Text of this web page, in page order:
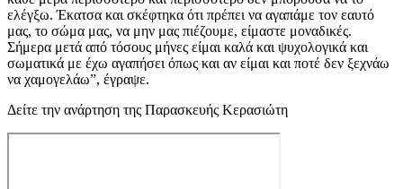
ελέγξω. Έκατσα και σκέφτηκα ότι πρέπει να αγαπάμε τον εαυτό
μας, το σώμα μας, να μην μας πιέζουμε, είμαστε μοναδικές.
Σήμερα μετά από τόσους μήνες είμαι καλά και ψυχολογικά και
σωματικά με έχω αγαπήσει όπως και αν είμαι και ποτέ δεν ξεχνάω
να χαμογελάω”, έγραψε.
Δείτε την ανάρτηση της Παρασκευής Κερασιώτη